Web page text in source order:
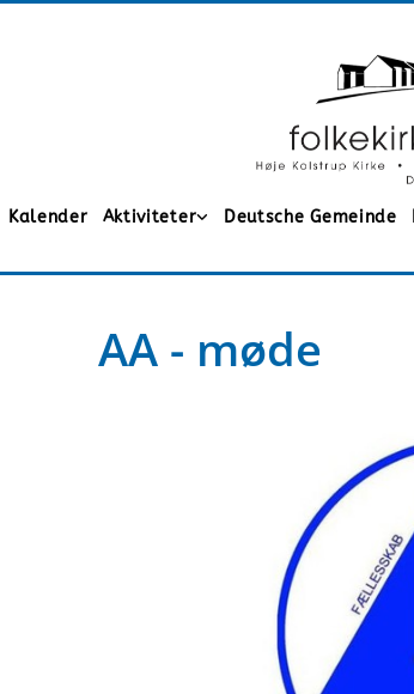
Kalender Aktiviteter Deutsche Gemeinde
AA - møde